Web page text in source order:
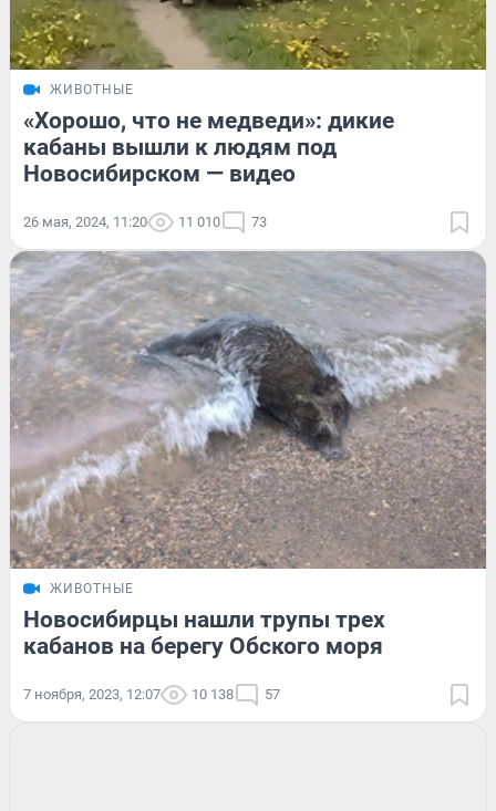
ЖИВОТНЫЕ
«Хорошо, что не медведи»: дикие
кабаны вышли к людям под
Новосибирском — видео
26 мая, 2024, 11:20 11 010 73
ЖИВОТНЫЕ
Новосибирцы нашли трупы трех
кабанов на берегу Обского моря
7 ноября, 2023, 12:07 10 138 57